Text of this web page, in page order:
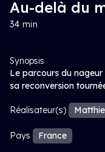
Au-delà du
34 min
Synopsis
Le parcours du nageur
sa reconversion
Réalisateur(s)
Pays France